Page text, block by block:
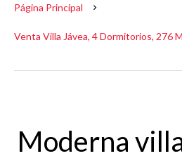
Página Principal
Venta Villa Jávea, 4 Dormitorios, 276
Moderna